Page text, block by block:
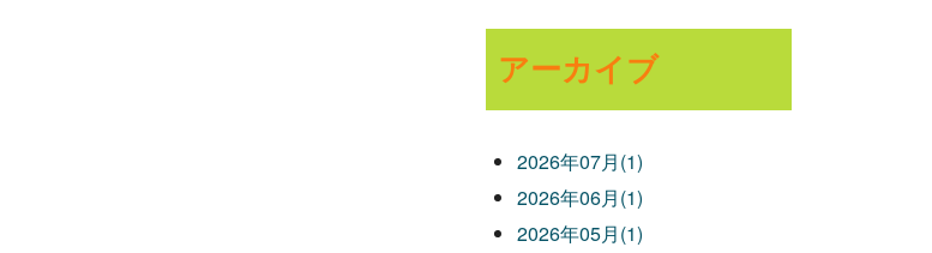
アーカイブ
2026年07月(1)
2026年06月(1)
2026年05月(1)